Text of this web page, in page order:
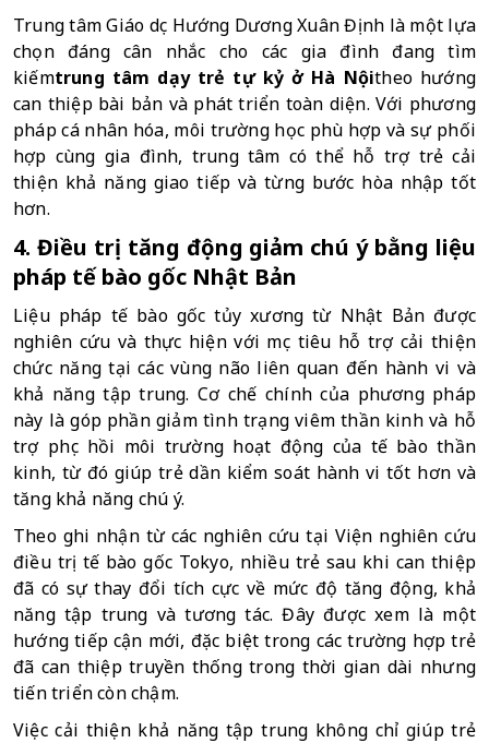
Trung tâm Giáo dục Hướng Dương Xuân Định là một lựa
chọn đáng cân nhắc cho các gia đình đang tìm
kiếmtrung tâm dạy trẻ tự kỷ ở Hà Nộitheo hướng
can thiệp bài bản và phát triển toàn diện. Với phương
pháp cá nhân hóa, môi trường học phù hợp và sự phối
hợp cùng gia đình, trung tâm có thể hỗ trợ trẻ cải
thiện khả năng giao tiếp và từng bước hòa nhập tốt
hơn.
4. Điều trị tăng động giảm chú ý bằng liệu
pháp tế bào gốc Nhật Bản
Liệu pháp tế bào gốc tủy xương từ Nhật Bản được
nghiên cứu và thực hiện với mục tiêu hỗ trợ cải thiện
chức năng tại các vùng não liên quan đến hành vi và
khả năng tập trung. Cơ chế chính của phương pháp
này là góp phần giảm tình trạng viêm thần kinh và hỗ
trợ phục hồi môi trường hoạt động của tế bào thần
kinh, từ đó giúp trẻ dần kiểm soát hành vi tốt hơn và
tăng khả năng chú ý.
Theo ghi nhận từ các nghiên cứu tại Viện nghiên cứu
điều trị tế bào gốc Tokyo, nhiều trẻ sau khi can thiệp
đã có sự thay đổi tích cực về mức độ tăng động, khả
năng tập trung và tương tác. Đây được xem là một
hướng tiếp cận mới, đặc biệt trong các trường hợp trẻ
đã can thiệp truyền thống trong thời gian dài nhưng
tiến triển còn chậm.
Việc cải thiện khả năng tập trung không chỉ giúp trẻ